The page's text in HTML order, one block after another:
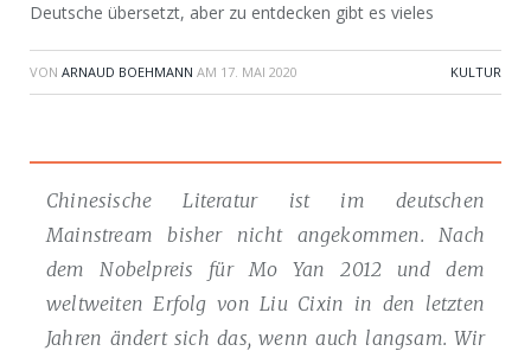
Deutsche übersetzt, aber zu entdecken gibt es vieles
VON ARNAUD BOEHMANN AM 17. MAI 2020 KULTUR
Chinesische Literatur ist im deutschen
Mainstream bisher nicht angekommen. Nach
dem Nobelpreis für Mo Yan 2012 und dem
weltweiten Erfolg von Liu Cixin in den letzten
Jahren ändert sich das, wenn auch langsam. Wir